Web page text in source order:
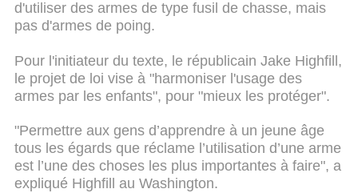
d'utiliser des armes de type fusil de chasse, mais
pas d'armes de poing.
Pour l'initiateur du texte, le républicain Jake Highfill,
le projet de loi vise à "harmoniser l'usage des
armes par les enfants", pour "mieux les protéger".
"Permettre aux gens d’apprendre à un jeune âge
tous les égards que réclame l’utilisation d’une arme
est l’une des choses les plus importantes à faire", a
expliqué Highfill au Washington.